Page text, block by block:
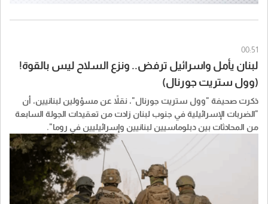
00:51
لبنان يأمل واسرائيل ترفض.. ونزع السلاح ليس بالقوة!
(وول ستريت جورنال)
ذكرت صحيفة "​وول ستريت جورنال​"، نقلاً عن مسؤولين ​لبنان​يين، أن
"الضربات الإسرائيلية في جنوب لبنان زادت من تعقيدات الجولة السابعة
من المحادثات بين دبلوماسيين لبنانيين وإسرائيليين في روما".